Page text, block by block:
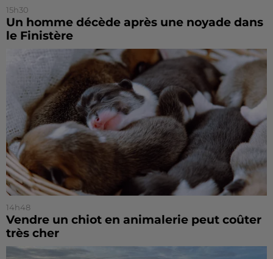
15h30
Un homme décède après une noyade dans
le Finistère
14h48
Vendre un chiot en animalerie peut coûter
très cher